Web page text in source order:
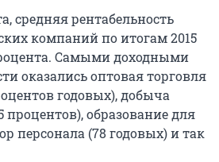
средняя рентабельность
компаний по итогам 2015
Самыми доходными
оказались оптовая торговля
годовых), добыча
процентов), образование для
персонала (78 годовых) и так